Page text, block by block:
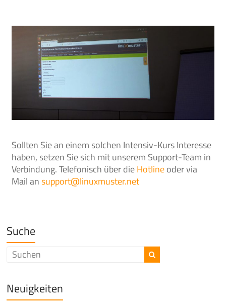
Sollten Sie an einem solchen Intensiv-Kurs Interesse
haben, setzen Sie sich mit unserem Support-Team in
Verbindung. Telefonisch über dieHotlineoder via
Mail ansupport@linuxmuster.net
Suche
Neuigkeiten